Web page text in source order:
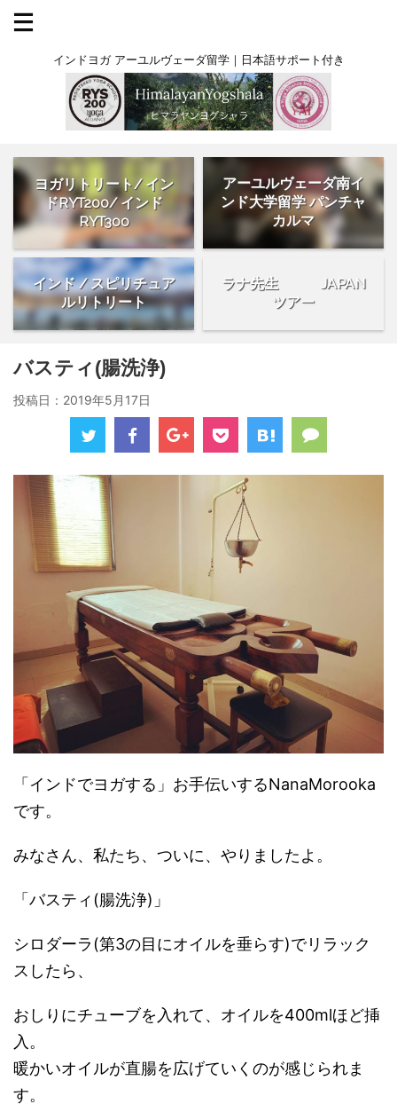
インドヨガ アーユルヴェーダ留学｜日本語サポート付き
ヨガリトリート/ イン
ドRYT200/ インド
RYT300
アーユルヴェーダ南イ
ンド大学留学 パンチャ
カルマ
インド / スピリチュア
ルリトリート
ラナ先生 JAPAN
ツアー
バスティ(腸洗浄)
投稿日： 2019年5月17日
「インドでヨガする」お手伝いするNanaMorooka
です。
みなさん、私たち、ついに、やりましたよ。
「バスティ(腸洗浄)」
シロダーラ(第3の目にオイルを垂らす)でリラック
スしたら、
おしりにチューブを入れて、オイルを400mlほど挿
入。
暖かいオイルが直腸を広げていくのが感じられま
す。